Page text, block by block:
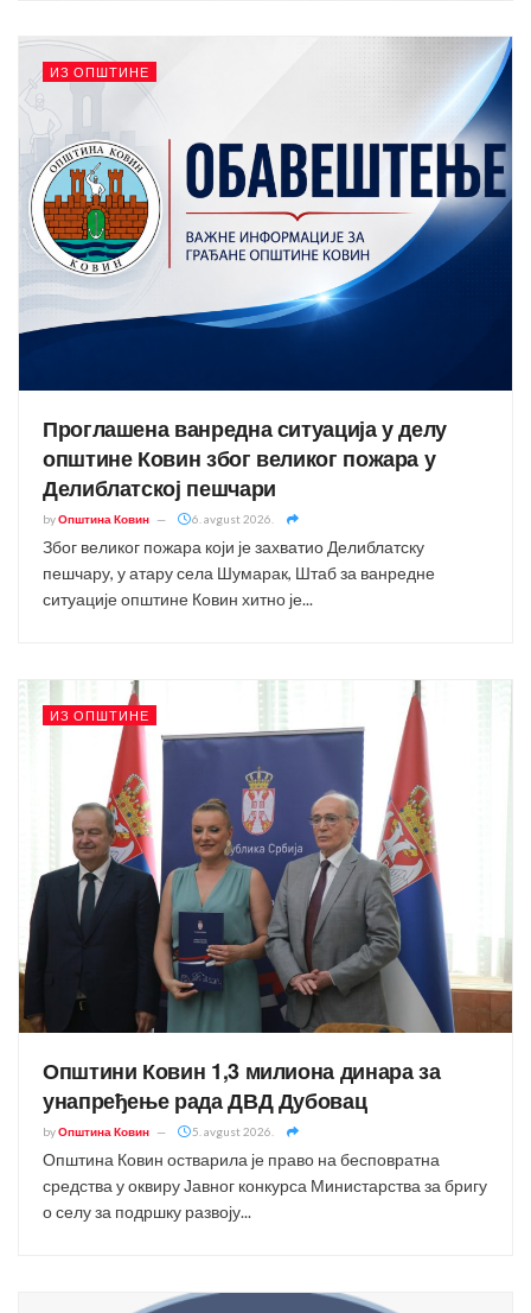
ИЗ ОПШТИНЕ
Проглашена ванредна ситуација у делу
општине Ковин због великог пожара у
Делиблатској пешчари
byОпштина Ковин 6. avgust 2026.
Због великог пожара који је захватио Делиблатску
пешчару, у атару села Шумарак, Штаб за ванредне
ситуације општине Ковин хитно је...
ИЗ ОПШТИНЕ
Општини Ковин 1,3 милиона динара за
унапређење рада ДВД Дубовац
byОпштина Ковин 5. avgust 2026.
Општина Ковин остварила је право на бесповратна
средства у оквиру Јавног конкурса Министарства за бригу
о селу за подршку развоју...